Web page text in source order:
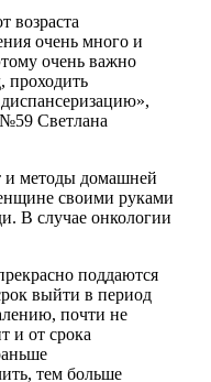
возраста
очень много и
очень важно
проходить
Светлана
и методы домашней
своими руками
В случае онкологии
поддаются
выйти в период
почти не
и от срока
тем больше